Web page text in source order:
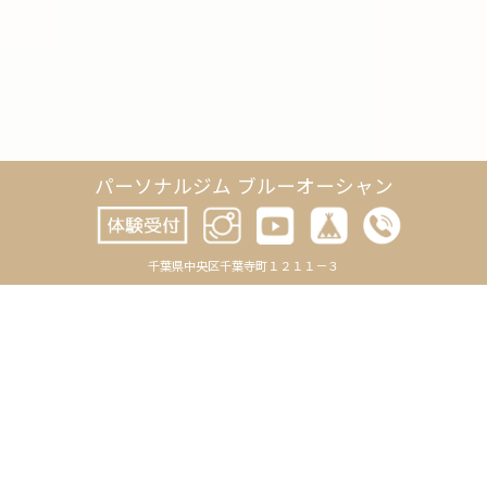
パーソナルジム ブルーオーシャン
千葉県中央区千葉寺町１２１１－３